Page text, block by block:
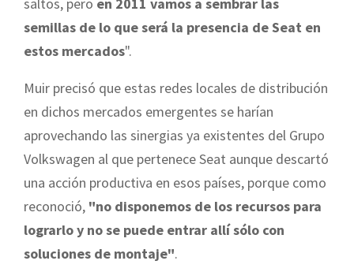
semillas de lo que será la presencia de Seat en
estos mercados".
Muir precisó que estas redes locales de distribución
en dichos mercados emergentes se harían
aprovechando las sinergias ya existentes del Grupo
Volkswagen al que pertenece Seat aunque descartó
una acción productiva en esos países, porque como
reconoció, "no disponemos de los recursos para
lograrlo y no se puede entrar allí sólo con
soluciones de montaje".